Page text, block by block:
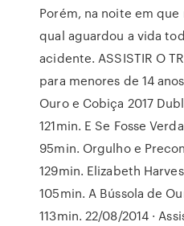
Porém, na noite em
qual aguardou a vida
acidente. ASSISTIR O
para menores de 14
Ouro e Cobiça 2017
121min. E Se Fosse
95min. Orgulho e
129min. Elizabeth
105min. A Bússola de
113min. 22/08/2014 ·